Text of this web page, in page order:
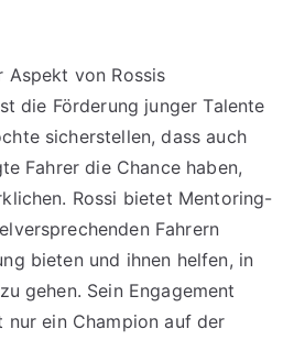
von Rossis
die Förderung junger Talente
sicherstellen, dass auch
Fahrer die Chance haben,
Rossi bietet Mentoring-
Fahrern
bieten und ihnen helfen, in
gehen. Sein Engagement
nur ein Champion auf der